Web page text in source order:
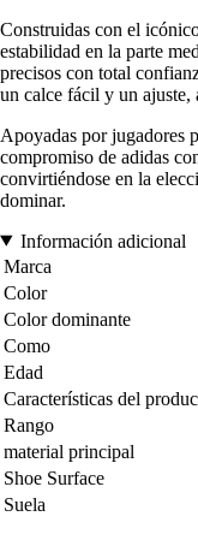
Construidas con el
estabilidad en la parte
precisos con total
un calce fácil y un ajuste,
Apoyadas por jugadores
compromiso de adidas
convirtiéndose en la
dominar.
Información adicional
Marca
Color
Color dominante
Como
Edad
Características del
Rango
material principal
Shoe Surface
Suela